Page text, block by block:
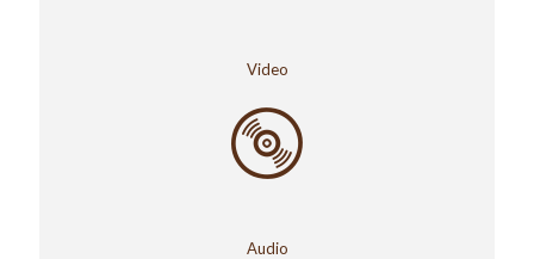
Video
Audio